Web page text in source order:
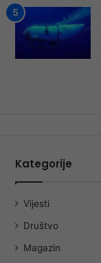
Kategorije
Vijesti
Društvo
Magazin